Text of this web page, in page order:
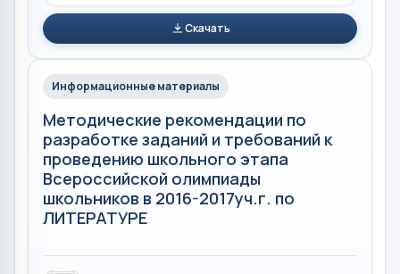
Скачать
Информационные материалы
Методические рекомендации по
разработке заданий и требований к
проведению школьного этапа
Всероссийской олимпиады
школьников в 2016-2017уч.г. по
ЛИТЕРАТУРЕ